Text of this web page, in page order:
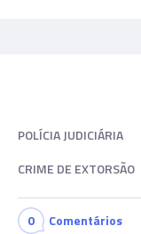
POLÍCIA JUDICIÁRIA
CRIME DE EXTORSÃO
0 Comentários